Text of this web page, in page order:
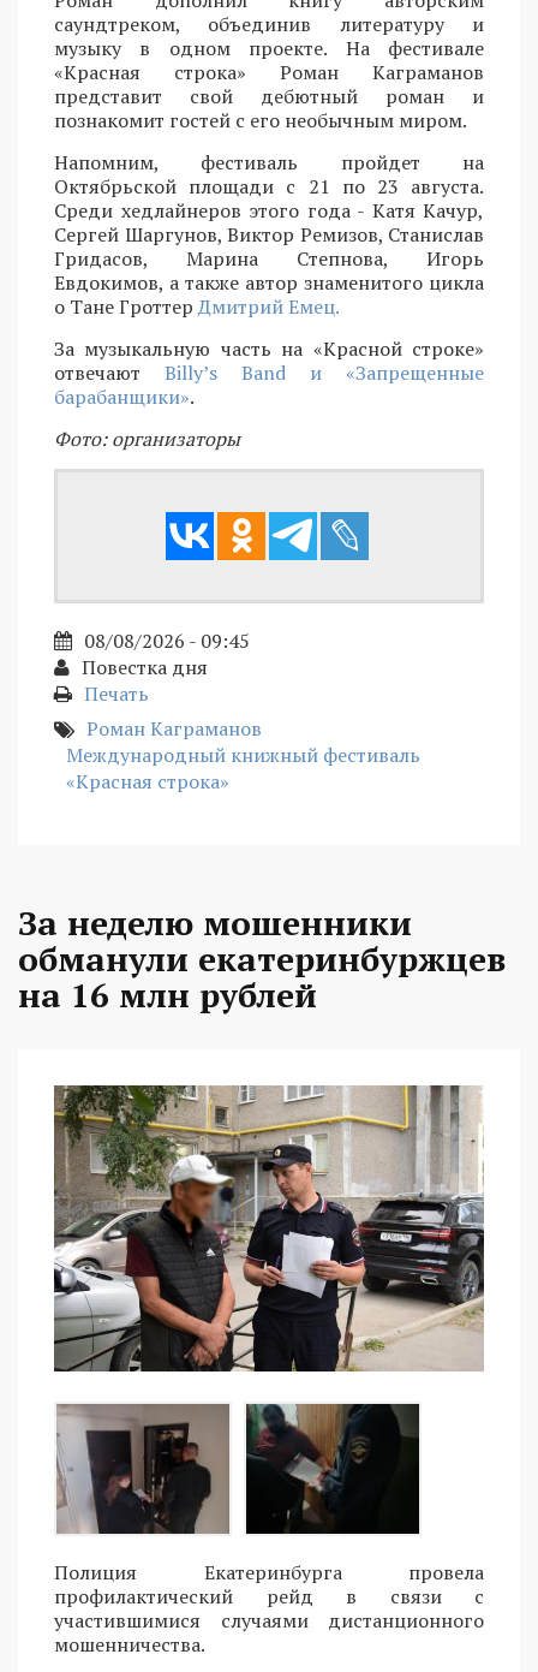
саундтреком, объединив литературу и
музыку в одном проекте. На фестивале
«Красная строка» Роман Каграманов
представит свой дебютный роман и
познакомит гостей с его необычным миром.
Напомним, фестиваль пройдет на
Октябрьской площади с 21 по 23 августа.
Среди хедлайнеров этого года - Катя Качур,
Сергей Шаргунов, Виктор Ремизов, Станислав
Гридасов, Марина Степнова, Игорь
Евдокимов, а также автор знаменитого цикла
о Тане ГроттерДмитрий Емец.
За музыкальную часть на «Красной строке»
отвечают Billy’s Band и «Запрещенные
барабанщики».
Фото: организаторы
08/08/2026 - 09:45
Повестка дня
Печать
Роман Каграманов
Международный книжный фестиваль
«Красная строка»
За неделю мошенники
обманули екатеринбуржцев
на 16 млн рублей
Полиция Екатеринбурга провела
профилактический рейд в связи с
участившимися случаями дистанционного
мошенничества.